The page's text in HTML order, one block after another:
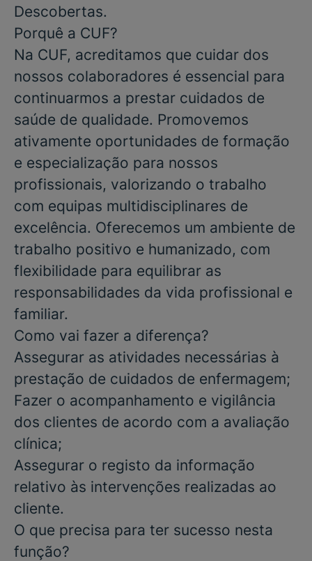
Descobertas.
Porquê a CUF?
Na CUF, acreditamos que cuidar dos
nossos colaboradores é essencial para
continuarmos a prestar cuidados de
saúde de qualidade. Promovemos
ativamente oportunidades de formação
e especialização para nossos
profissionais, valorizando o trabalho
com equipas multidisciplinares de
excelência. Oferecemos um ambiente de
trabalho positivo e humanizado, com
flexibilidade para equilibrar as
responsabilidades da vida profissional e
familiar.
Como vai fazer a diferença?
Assegurar as atividades necessárias à
prestação de cuidados de enfermagem;
Fazer o acompanhamento e vigilância
dos clientes de acordo com a avaliação
clínica;
Assegurar o registo da informação
relativo às intervenções realizadas ao
cliente.
O que precisa para ter sucesso nesta
função?